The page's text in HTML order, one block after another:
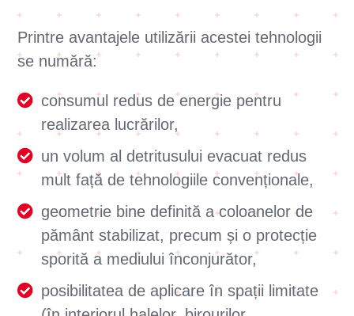
Printre avantajele utilizării acestei tehnologii
se numără:
consumul redus de energie pentru
realizarea lucrărilor,
un volum al detritusului evacuat redus
mult față de tehnologiile convenționale,
geometrie bine definită a coloanelor de
pământ stabilizat, precum și o protecție
sporită a mediului înconjurător,
posibilitatea de aplicare în spații limitate